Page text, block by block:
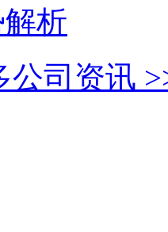
析
公司资讯